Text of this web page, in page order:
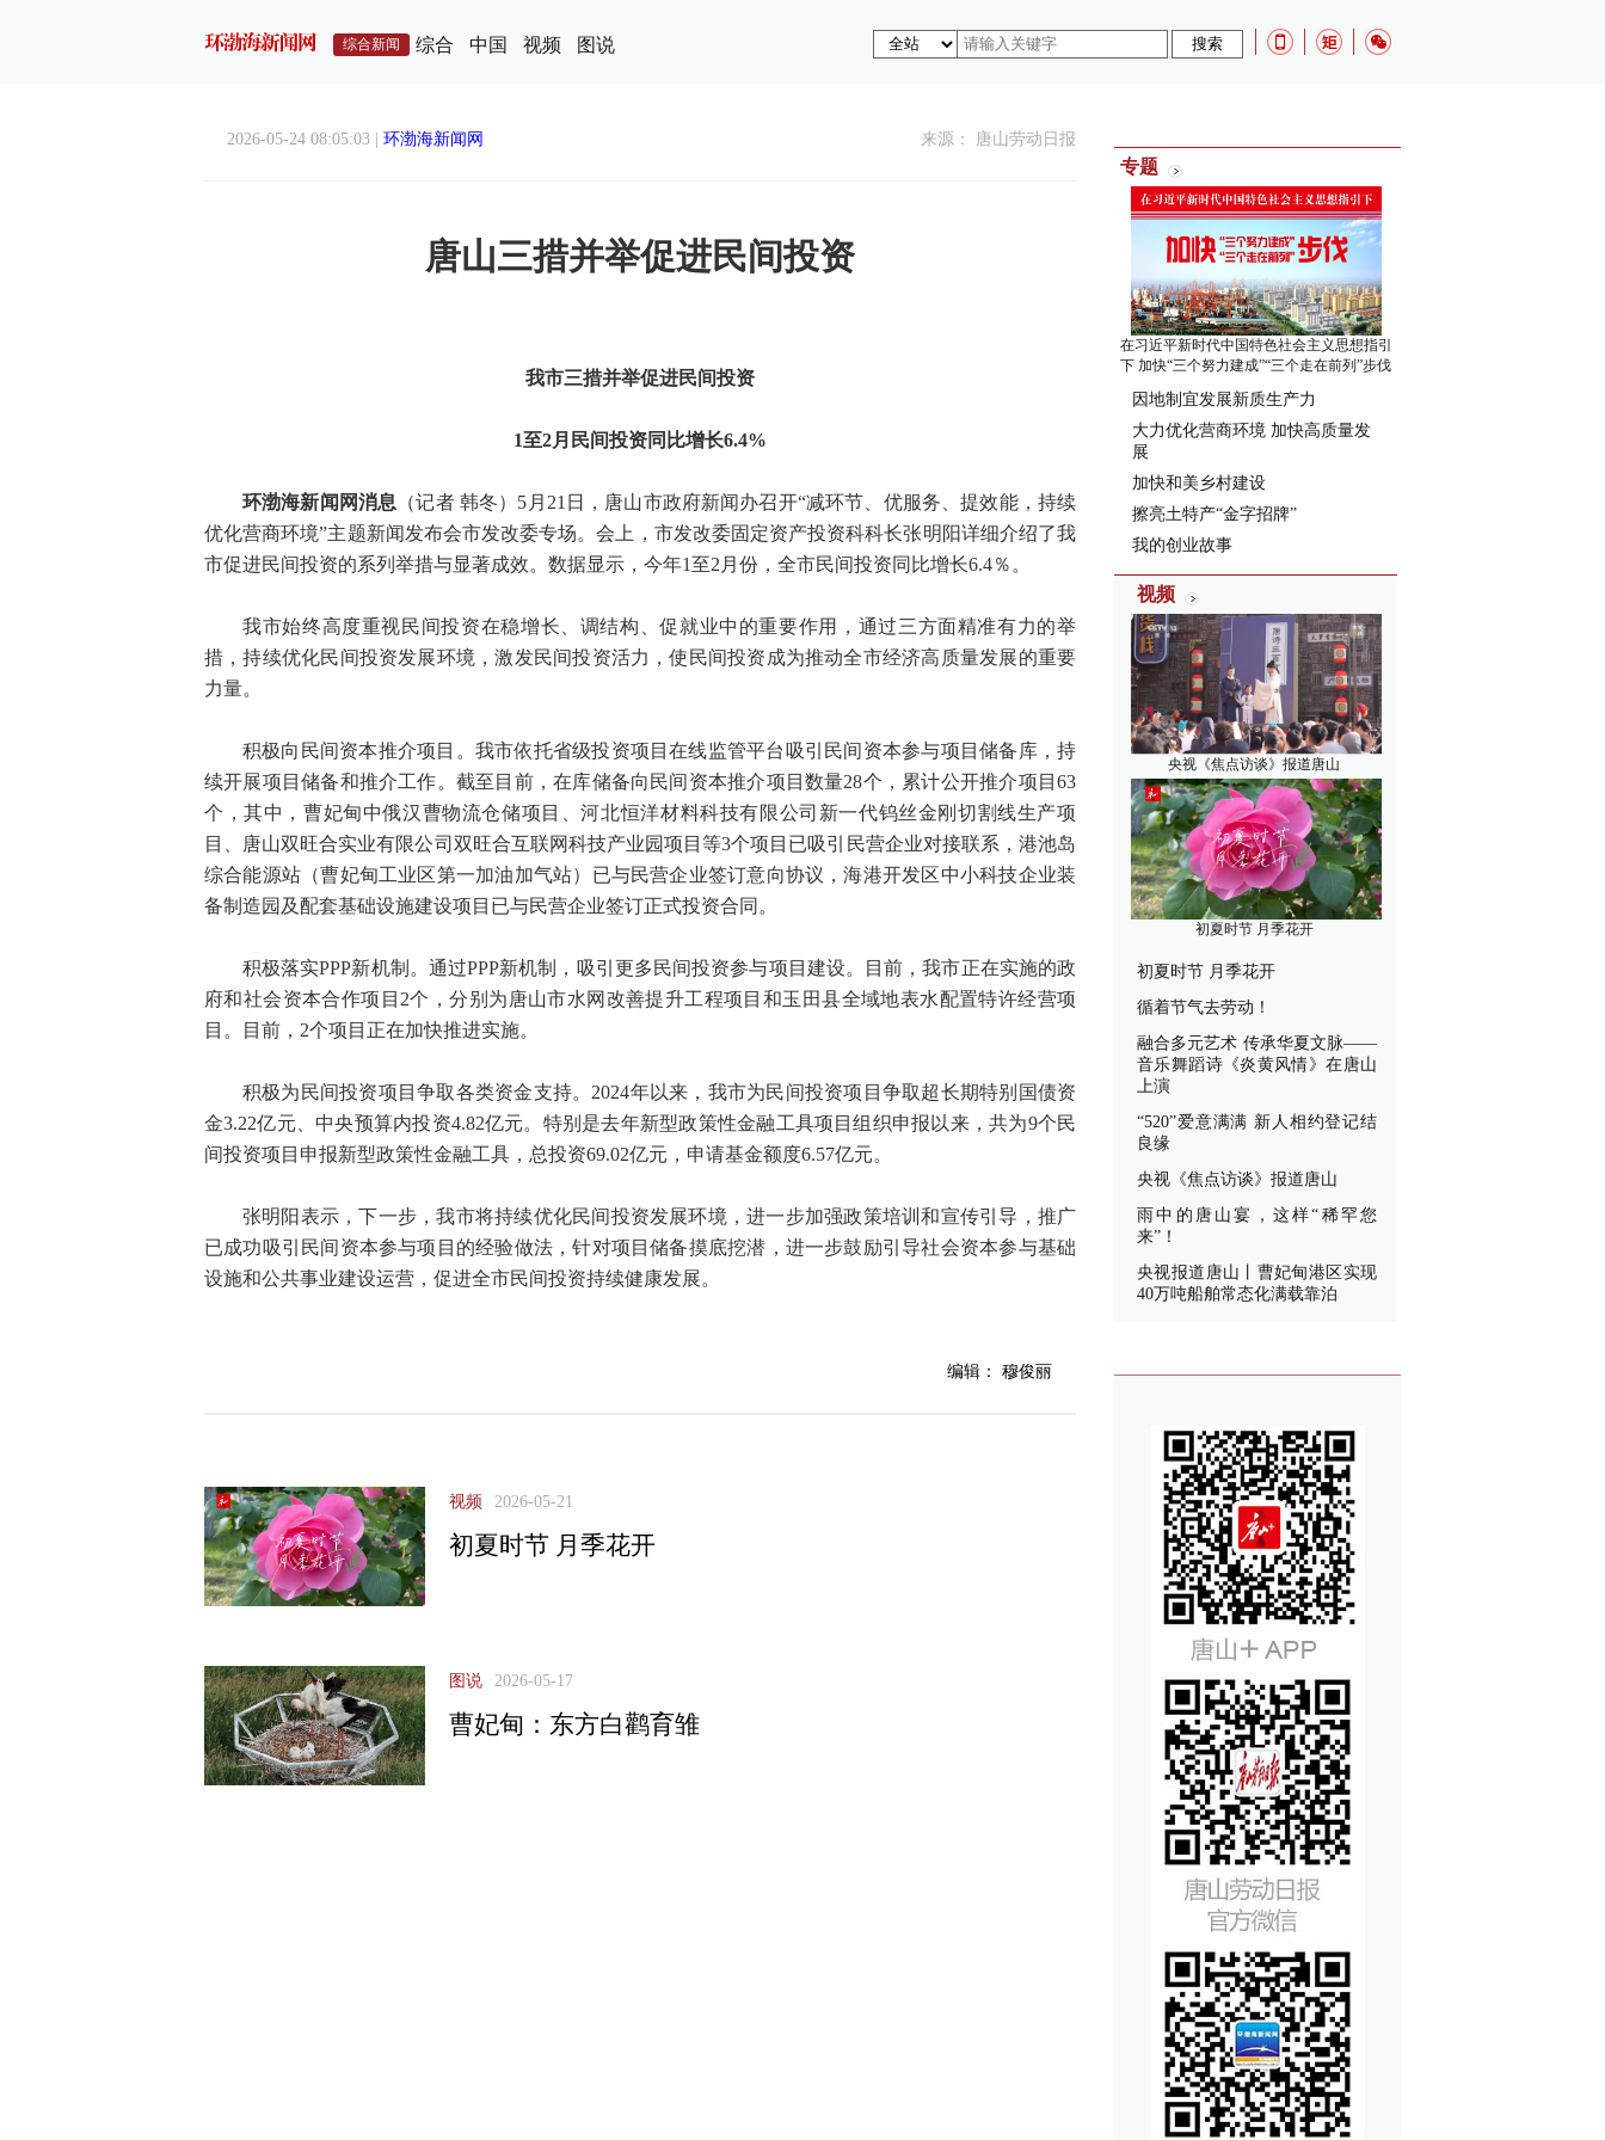
综合新闻 综合 中国 视频 图说
2026-05-24 08:05:03 | 环渤海新闻网 来源： 唐山劳动日报
唐山三措并举促进民间投资
我市三措并举促进民间投资
1至2月民间投资同比增长6.4%
环渤海新闻网消息 （记者 韩冬）5月21日，唐山市政府新闻办召开“减环节、优服务、提效能，持续
优化营商环境”主题新闻发布会市发改委专场。会上，市发改委固定资产投资科科长张明阳详细介绍了我
市促进民间投资的系列举措与显著成效。数据显示，今年1至2月份，全市民间投资同比增长6.4％。
我市始终高度重视民间投资在稳增长、调结构、促就业中的重要作用，通过三方面精准有力的举
措，持续优化民间投资发展环境，激发民间投资活力，使民间投资成为推动全市经济高质量发展的重要
力量。
积极向民间资本推介项目。我市依托省级投资项目在线监管平台吸引民间资本参与项目储备库，持
续开展项目储备和推介工作。截至目前，在库储备向民间资本推介项目数量28个，累计公开推介项目63
个，其中，曹妃甸中俄汉曹物流仓储项目、河北恒洋材料科技有限公司新一代钨丝金刚切割线生产项
目、唐山双旺合实业有限公司双旺合互联网科技产业园项目等3个项目已吸引民营企业对接联系，港池岛
综合能源站（曹妃甸工业区第一加油加气站）已与民营企业签订意向协议，海港开发区中小科技企业装
备制造园及配套基础设施建设项目已与民营企业签订正式投资合同。
积极落实PPP新机制。通过PPP新机制，吸引更多民间投资参与项目建设。目前，我市正在实施的政
府和社会资本合作项目2个，分别为唐山市水网改善提升工程项目和玉田县全域地表水配置特许经营项
目。目前，2个项目正在加快推进实施。
积极为民间投资项目争取各类资金支持。2024年以来，我市为民间投资项目争取超长期特别国债资
金3.22亿元、中央预算内投资4.82亿元。特别是去年新型政策性金融工具项目组织申报以来，共为9个民
间投资项目申报新型政策性金融工具，总投资69.02亿元，申请基金额度6.57亿元。
张明阳表示，下一步，我市将持续优化民间投资发展环境，进一步加强政策培训和宣传引导，推广
已成功吸引民间资本参与项目的经验做法，针对项目储备摸底挖潜，进一步鼓励引导社会资本参与基础
设施和公共事业建设运营，促进全市民间投资持续健康发展。
编辑： 穆俊丽
视频 2026-05-21
初夏时节 月季花开
图说 2026-05-17
曹妃甸：东方白鹳育雏
专题
在习近平新时代中国特色社会主义思想指引
下 加快“三个努力建成”“三个走在前列”步伐
因地制宜发展新质生产力
大力优化营商环境 加快高质量发
展
加快和美乡村建设
擦亮土特产“金字招牌”
我的创业故事
视频
央视《焦点访谈》报道唐山
初夏时节 月季花开
初夏时节 月季花开
循着节气去劳动！
融合多元艺术 传承华夏文脉——
音乐舞蹈诗《炎黄风情》在唐山
上演
“520”爱意满满 新人相约登记结
良缘
央视《焦点访谈》报道唐山
雨中的唐山宴，这样“稀罕您
来”！
央视报道唐山丨曹妃甸港区实现
40万吨船舶常态化满载靠泊